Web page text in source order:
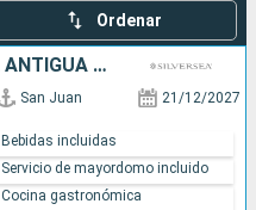
Ordenar
PUERTO RICO, SANTA LUCIA, ANTIGUA Y BARBUDA
San Juan 21/12/2027
Bebidas incluidas
Servicio de mayordomo incluido
Cocina gastronómica